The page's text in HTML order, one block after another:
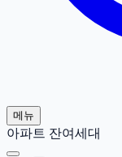
메뉴
아파트 잔여세대